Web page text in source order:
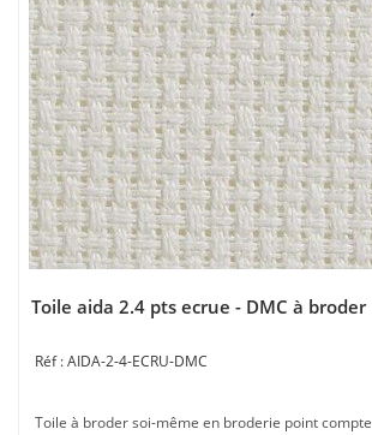
Toile aida 2.4 pts ecrue - DMC à broder
AIDA-2-4-ECRU-DMC
Toile à broder soi-même en broderie point compte